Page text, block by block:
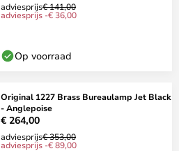
adviesprijs€ 141,00
adviesprijs -€ 36,00
Op voorraad
Original 1227 Brass Bureaulamp Jet Black
- Anglepoise
€ 264,00
adviesprijs€ 353,00
adviesprijs -€ 89,00